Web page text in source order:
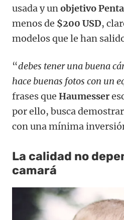
usada y unobjetivo
menos de $200 USD,
modelos que le han
“debes tener una buena
hace buenas fotos con un
frases que Haumesser
por ello, busca
con una mínima
La calidad no
camará